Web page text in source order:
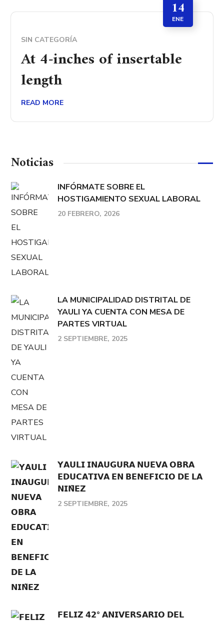
14
ENE
SIN CATEGORÍA
At 4-inches of insertable
length
READ MORE
Noticias
INFÓRMATE SOBRE EL
HOSTIGAMIENTO SEXUAL LABORAL
20 FEBRERO, 2026
LA MUNICIPALIDAD DISTRITAL DE
YAULI YA CUENTA CON MESA DE
PARTES VIRTUAL
2 SEPTIEMBRE, 2025
𝗬𝗔𝗨𝗟𝗜 𝗜𝗡𝗔𝗨𝗚𝗨𝗥𝗔 𝗡𝗨𝗘𝗩𝗔 𝗢𝗕𝗥𝗔
𝗘𝗗𝗨𝗖𝗔𝗧𝗜𝗩𝗔 𝗘𝗡 𝗕𝗘𝗡𝗘𝗙𝗜𝗖𝗜𝗢 𝗗𝗘 𝗟𝗔
𝗡𝗜𝗡̃𝗘𝗭
2 SEPTIEMBRE, 2025
𝗙𝗘𝗟𝗜𝗭 𝟰𝟮° 𝗔𝗡𝗜𝗩𝗘𝗥𝗦𝗔𝗥𝗜𝗢 𝗗𝗘𝗟